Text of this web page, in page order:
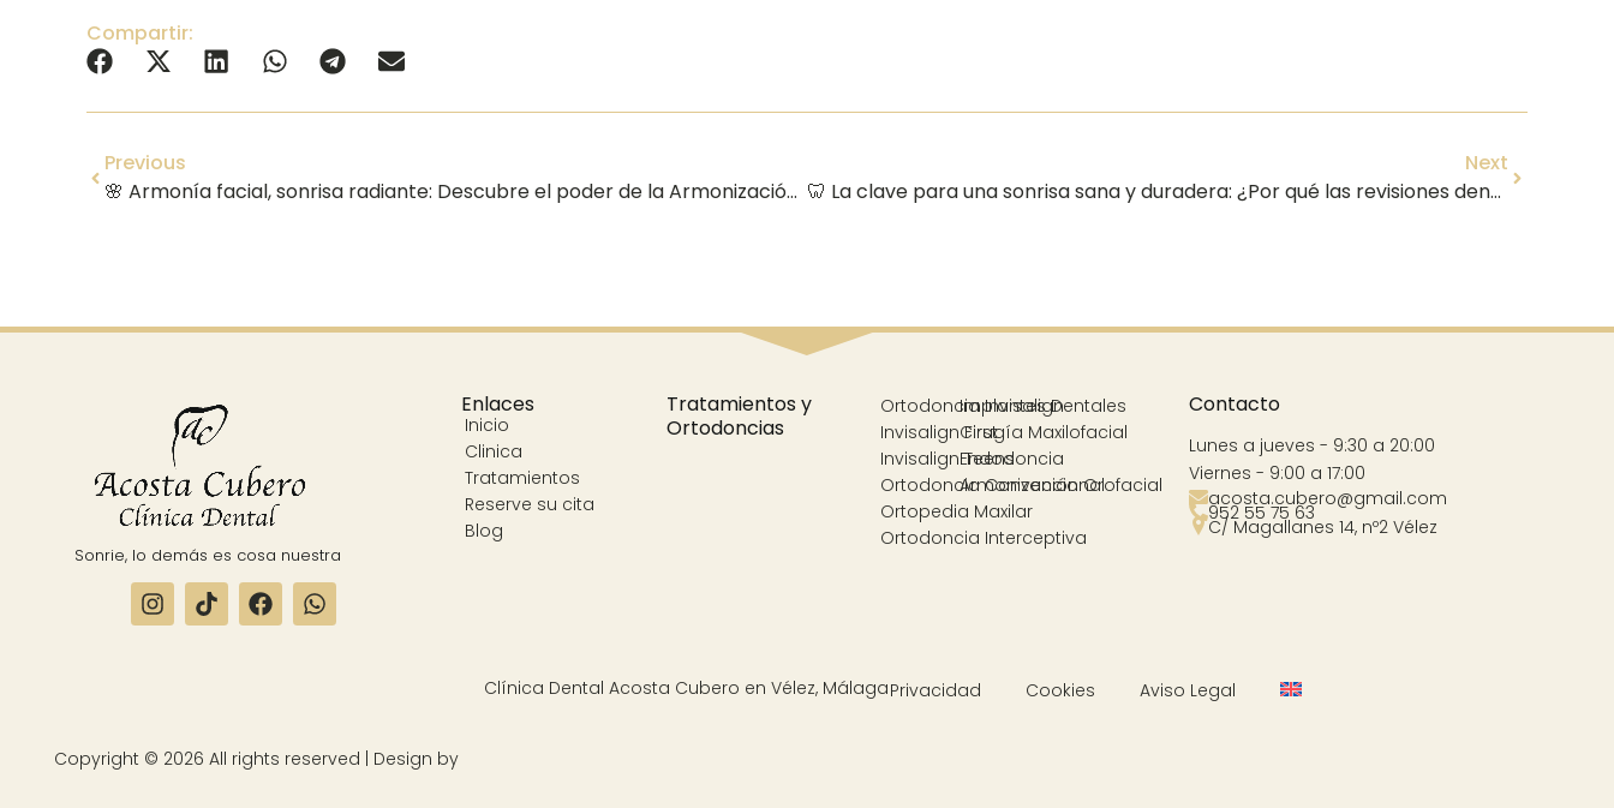
Compartir:
Previous
🌸 Armonía facial, sonrisa radiante: Descubre el poder de la Armonización Orofacial en Vélez-Málaga 🌸
Next
🦷 La clave para una sonrisa sana y duradera: ¿Por qué las revisiones dentales periódicas son indispensables en Vélez-Málaga? 🦷
Sonrie, lo demás es cosa nuestra
Enlaces
Inicio
Clinica
Tratamientos
Reserve su cita
Blog
Tratamientos y
Ortodoncias
Ortodoncia Invisalign
Invisalign First
Invisalign Teens
Ortodoncia Convencional
Ortopedia Maxilar
Ortodoncia Interceptiva
Implantes Dentales
Cirugía Maxilofacial
Endodoncia
Armonización Orofacial
Contacto
Lunes a jueves - 9:30 a 20:00
Viernes - 9:00 a 17:00
acosta.cubero@gmail.com
952 55 75 63
C/ Magallanes 14, nº2 Vélez
Clínica Dental Acosta Cubero en Vélez, Málaga Privacidad Cookies Aviso Legal